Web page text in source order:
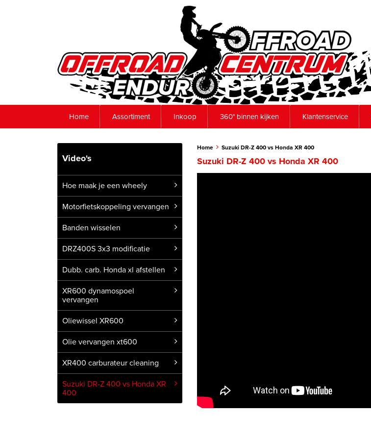
Home Assortiment Inkoop 360° binnen kijken Klantenservice
Video's
Hoe maak je een wheely
Motorfietskoppeling vervangen
Banden wisselen
DRZ400S 3x3 modificatie
Dubb. carb. Honda xl afstellen
XR600 dynamospoel
vervangen
Oliewissel XR600
Olie vervangen xt600
XR400 carburateur cleaning
Suzuki DR-Z 400 vs Honda XR
400
Home Suzuki DR-Z 400 vs Honda XR 400
Suzuki DR-Z 400 vs Honda XR 400